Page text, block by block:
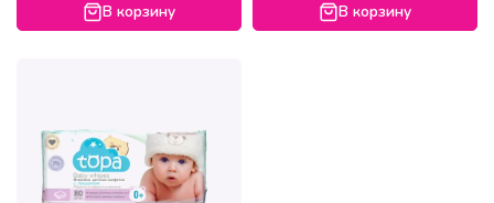
В корзину В корзину